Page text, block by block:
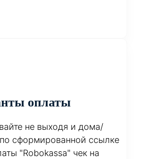
оплаты
не выходя и дома/
сформированной ссылке
"Robokassa" чек на